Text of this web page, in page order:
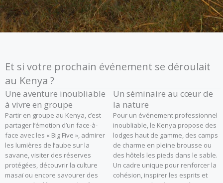
Et si votre prochain événement se déroulait
au Kenya ?
Une aventure inoubliable
à vivre en groupe
Partir en groupe au Kenya, c’est
partager l’émotion d’un face-à-
face avec les « Big Five », admirer
les lumières de l’aube sur la
savane, visiter des réserves
protégées, découvrir la culture
masaï ou encore savourer des
Un séminaire au cœur de
la nature
Pour un événement professionnel
inoubliable, le Kenya propose des
lodges haut de gamme, des camps
de charme en pleine brousse ou
des hôtels les pieds dans le sable.
Un cadre unique pour renforcer la
cohésion, inspirer les esprits et